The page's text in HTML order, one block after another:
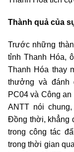
Thành quả của
Trước những
tỉnh Thanh Hóa,
Thanh Hóa thay
thưởng và đánh
PC04 và Công
ANTT nói
Đồng thời, khẳng
trong công tác
trong thời gian